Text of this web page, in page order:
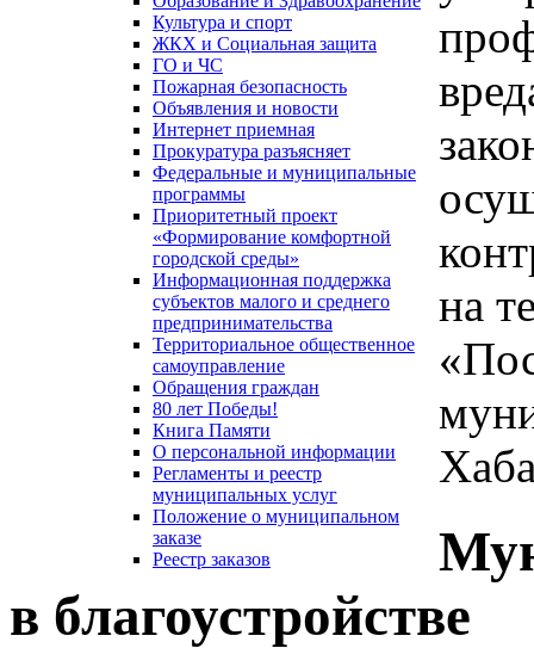
Культура и спорт
ЖКХ и Социальная защита
ГО и ЧС
Пожарная безопасность
Объявления и новости
Интернет приемная
Прокуратура разъясняет
Федеральные и муниципальные
программы
Приоритетный проект
«Формирование комфортной
городской среды»
Информационная поддержка
субъектов малого и среднего
предпринимательства
Территориальное общественное
самоуправление
Обращения граждан
80 лет Победы!
Книга Памяти
О персональной информации
Регламенты и реестр
муниципальных услуг
Положение о муниципальном
заказе
Реестр заказов
на
в благоустройстве